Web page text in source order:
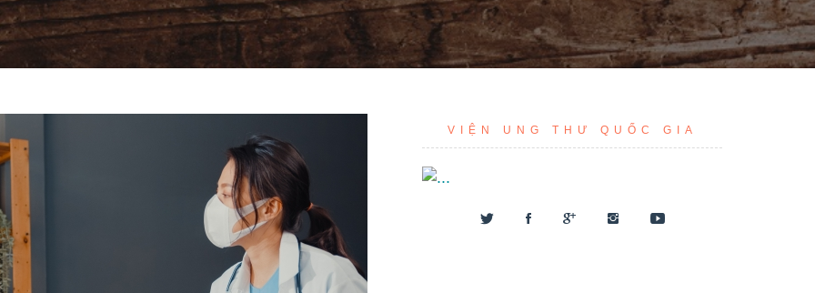
VIỆN UNG THƯ QUỐC GIA